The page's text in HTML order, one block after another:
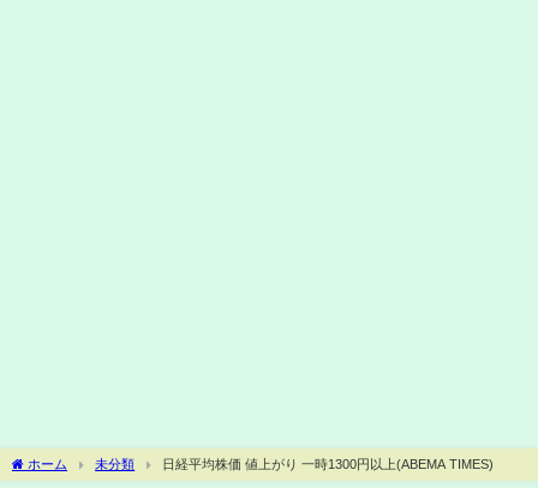
ホーム 未分類 日経平均株価 値上がり 一時1300円以上(ABEMA TIMES)